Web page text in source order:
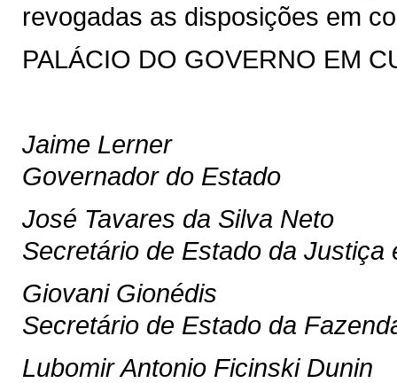
revogadas as disposições em
PALÁCIO DO GOVERNO EM
Jaime Lerner
Governador do Estado
José Tavares da Silva Neto
Secretário de Estado da Justiça
Giovani Gionédis
Secretário de Estado da
Lubomir Antonio Ficinski Dunin